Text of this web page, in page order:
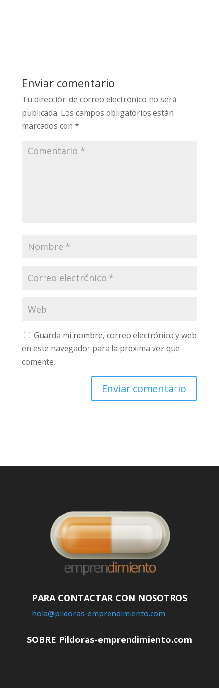
Enviar comentario
Tu dirección de correo electrónico no será
publicada. Los campos obligatorios están
marcados con *
Guarda mi nombre, correo electrónico y web
en este navegador para la próxima vez que
comente.
PARA CONTACTAR CON NOSOTROS
hola@pildoras-emprendimiento.com
SOBRE Pildoras-emprendimiento.com